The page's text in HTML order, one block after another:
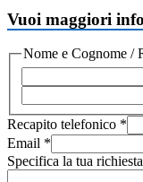
Vuoi maggiori
Nome e Cognome /
Recapito telefonico *
Email *
Specifica la tua